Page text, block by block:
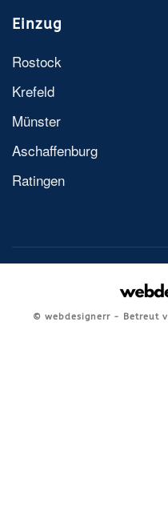
Einzug
Rostock
Krefeld
Münster
Aschaffenburg
Ratingen
© webdesignerr - Betreut